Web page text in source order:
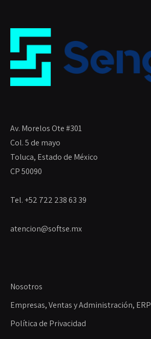
Av. Morelos Ote #301
Col. 5 de mayo
Toluca, Estado de México
CP 50090
Tel. +52 722 238 63 39
atencion@softse.mx
Nosotros
Empresas, Ventas y Administración, ERP
Política de Privacidad